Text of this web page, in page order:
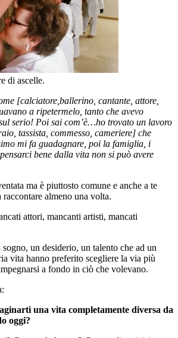
di ascelle.
[calciatore,ballerino, cantante, attore,
a ripetermelo, tanto che avevo
serio! Poi sai com’è…ho trovato un lavoro
tassista, commesso, cameriere] che
mi fa guadagnare, poi la famiglia, i
bene dalla vita non si può avere
ma è piuttosto comune e anche a te
raccontare almeno una volta.
attori, mancanti artisti, mancati
sogno, un desiderio, un talento che ad un
vita hanno preferito scegliere la via più
a fondo in ciò che volevano.
una vita completamente diversa da
oggi?